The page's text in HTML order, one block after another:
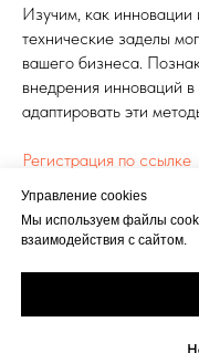
Изучим, как инновации
технические заделы
вашего бизнеса.
внедрения инноваций
адаптировать эти
Регистрация по ссылке
Управление cookies
Мы используем файлы
взаимодействия с сайтом.